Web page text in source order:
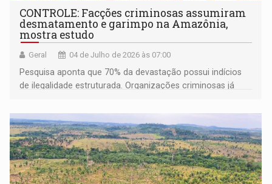
CONTROLE: Facções criminosas assumiram
desmatamento e garimpo na Amazônia,
mostra estudo
Geral 04 de Julho de 2026 às 07:00
Pesquisa aponta que 70% da devastação possui indícios
de ilegalidade estruturada. Organizações criminosas já
controlam territórios em 45% dos municípios da região